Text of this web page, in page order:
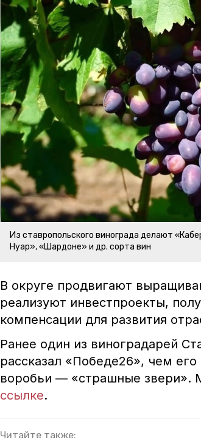
Из ставропольского винограда делают
Нуар», «Шардоне» и др. сорта вин
В округе продвигают
реализуют инвестпроекты,
компенсации для развития
Ранее один из виноградарей
рассказал «Победе26», чем
воробьи — «страшные звери».
ссылке.
Читайте также: